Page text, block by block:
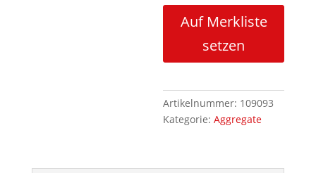
C18-
Auf Merkliste
setzen
Artikelnummer: 109093
Kategorie:Aggregate